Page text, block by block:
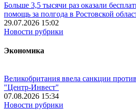
Больше 3,5 тысячи раз оказали
помощь за полгода в Ростовской
29.07.2026 15:02
Новости рубрики
Экономика
Великобритания ввела санкции
"Центр-Инвест"
07.08.2026 15:34
Новости рубрики